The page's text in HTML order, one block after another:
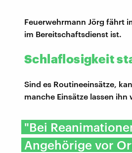
Feuerwehrmann Jörg fährt
im Bereitschaftsdienst ist.
Schlaflosigkeit
Sind es Routineeinsätze,
manche Einsätze lassen ihn
"Bei
Angehörige vor